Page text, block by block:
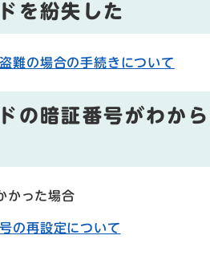
を紛失した
難の場合の手続きについて
の暗証番号がわか
かった場合
の再設定について